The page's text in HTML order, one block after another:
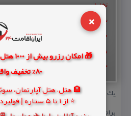
×
🎁
80% تخفیف واقعی
🏨 هتل، هتل آپارتمان،
⭐ از 1 تا 5 ستاره | فولبرد | نزدیک حرم
تخفیف
نزدیکترین هتل آپارتمان به حرم امام رضا
طبرسی با غذا و پارکینگ
رزرو هتل مشهد نزدیک حرم | لیست و
حرم+50% تخفیف
یك رستوران فوق العاده دنج و آروم در
براتون سرو میكند.